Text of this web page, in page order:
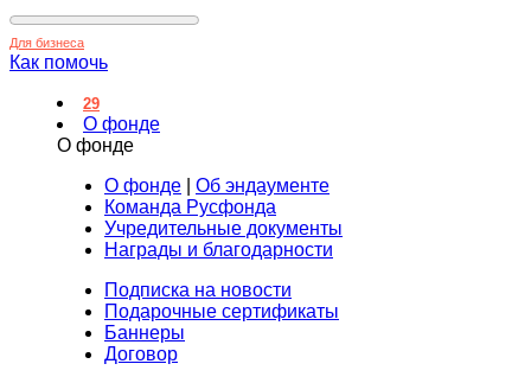
Для бизнеса
Как помочь
29
О фонде
О фонде
О фонде
Об эндаументе
Команда Русфонда
Учредительные документы
Награды и благодарности
Подписка на новости
Подарочные сертификаты
Баннеры
Договор